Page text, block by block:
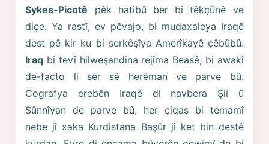
Sykes-Picotê pêk hatibû ber bi têkçûnê ve
diçe. Ya rastî, ev pêvajo, bi mudaxaleya Iraqê
dest pê kir ku bi serkêşîya Amerîkayê çêbûbû.
Iraq bi tevî hilweşandina rejîma Beasê, bi awakî
de-facto li ser sê herêman ve parve bû.
Cografya erebên Iraqê di navbera Şiî û
Sûnnîyan de parve bû, her çiqas bi temamî
nebe jî xaka Kurdistana Başûr jî ket bin destê